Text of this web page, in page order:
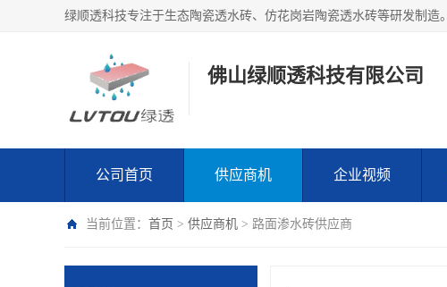
绿顺透科技专注于生态陶瓷透水砖、仿花岗岩陶瓷透水砖等研发制造。
佛山绿顺透科技有限公司
公司首页 供应商机 企业视频
当前位置： 首页 > 供应商机 > 路面渗水砖供应商